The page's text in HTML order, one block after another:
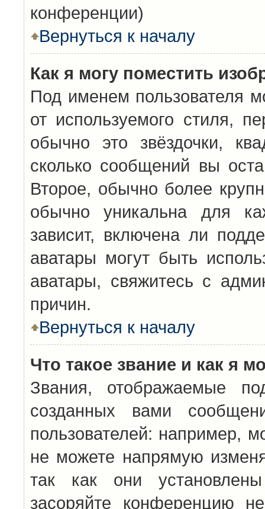
конференции)
Вернуться к началу
Как я могу поместить
Под именем пользователя
от используемого стиля,
обычно это звёздочки,
сколько сообщений вы
Второе, обычно более
обычно уникальна для
зависит, включена ли
аватары могут быть
аватары, свяжитесь с
причин.
Вернуться к началу
Что такое звание и как я
Звания, отображаемые
созданных вами
пользователей: например,
не можете напрямую
так как они
засоряйте конференцию